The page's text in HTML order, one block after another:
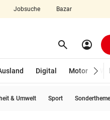
Jobsuche Bazar
search Suchen
account_circle
Digital Motor
& Umwelt Sport